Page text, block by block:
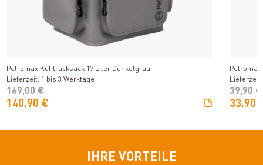
Produkt ansehen
Petromax Kühlrucksack 17 Liter Dunkelgrau
Lieferzeit: 1 bis 3 Werktage
140,90 €
169,00 €
33,90
39,90 €
IHRE VORTEILE